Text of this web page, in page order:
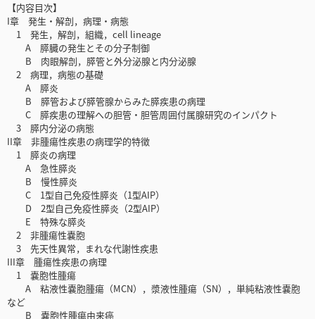
【内容目次】
I章 発生・解剖，病理・病態
1 発生，解剖，組織，cell lineage
A 膵臓の発生とその分子制御
B 肉眼解剖，膵管と外分泌腺と内分泌腺
2 病理，病態の基礎
A 膵炎
B 膵管および膵管腺からみた膵疾患の病理
C 膵疾患の理解への胆管・胆管周囲付属腺研究のインパクト
3 膵内分泌の病態
II章 非腫瘍性疾患の病理学的特徴
1 膵炎の病理
A 急性膵炎
B 慢性膵炎
C 1型自己免疫性膵炎（1型AIP）
D 2型自己免疫性膵炎（2型AIP）
E 特殊な膵炎
2 非腫瘍性嚢胞
3 先天性異常，まれな代謝性疾患
III章 腫瘍性疾患の病理
1 嚢胞性腫瘍
A 粘液性嚢胞腫瘍（MCN），漿液性腫瘍（SN），単純粘液性嚢胞
など
B 嚢胞性腫瘍由来癌